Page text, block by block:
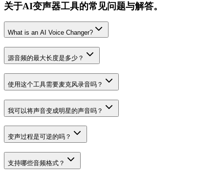
关于AI变声器工具的常见问题与解答。
What is an AI Voice Changer?
源音频的最大长度是多少？
使用这个工具需要麦克风录音吗？
我可以将声音变成明星的声音吗？
变声过程是可逆的吗？
支持哪些音频格式？